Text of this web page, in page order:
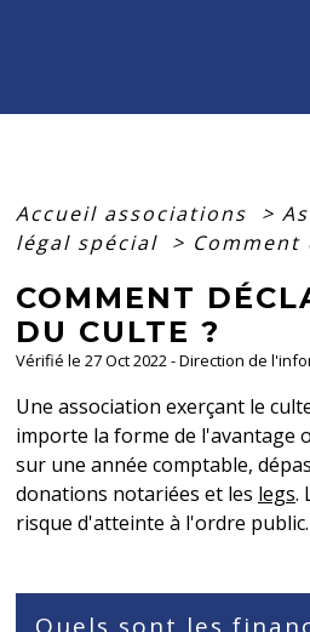
Accueil associations >
légal spécial >
COMMENT
DU CULTE ?
Vérifié le 27 Oct 2022 - Direction de
Une association exerçant le
importe la forme de l'avantage
sur une année comptable,
donations notariées et les legs.
risque d'atteinte à l'ordre public.